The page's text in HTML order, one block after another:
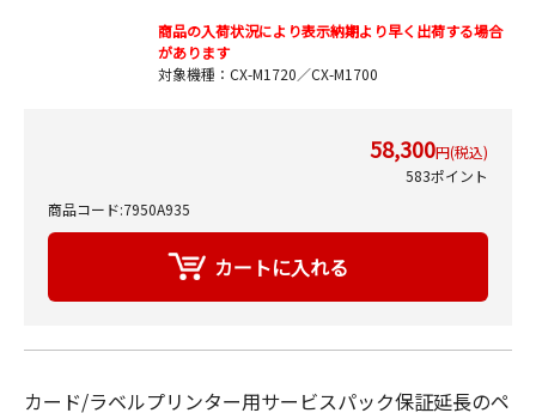
商品の入荷状況により表示納期より早く出荷する場合
があります
対象機種：CX-M1720／CX-M1700
58,300円(税込)
583ポイント
商品コード:7950A935
カード/ラベルプリンター用サービスパック保証延長のペ